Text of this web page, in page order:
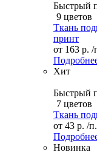
Быстрый
9 цветов
Ткань
принт
от 163 р. /
Хит
Быстрый
7 цветов
Ткань
от 43 р. /
Новинка